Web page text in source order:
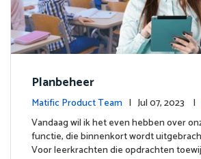
Planbeheer
Matific Product Team | Jul 07, 2023 |
Vandaag wil ik het even hebben over
functie, die binnenkort wordt
Voor leerkrachten die opdrachten